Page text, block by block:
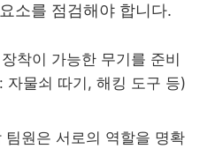
소를 점검해야 합니다.
착이 가능한 무기를 준비
자물쇠 따기, 해킹 도구 등)
팀원은 서로의 역할을 명확